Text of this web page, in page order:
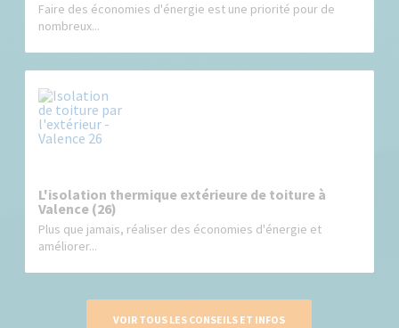
Faire des économies d'énergie est une priorité pour de
nombreux...
L'isolation thermique extérieure de toiture à
Valence (26)
Plus que jamais, réaliser des économies d'énergie et
améliorer...
VOIR TOUS LES CONSEILS ET INFOS